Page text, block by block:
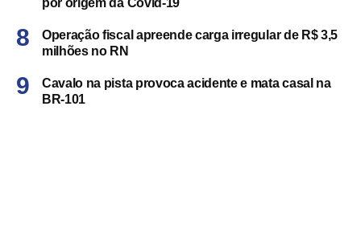
por origem da Covid-19
Operação fiscal apreende carga irregular de R$ 3,5
milhões no RN
Cavalo na pista provoca acidente e mata casal na
BR-101